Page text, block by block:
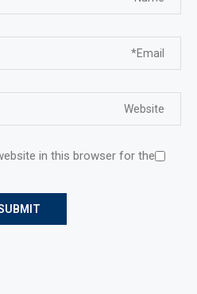
in this browser for the